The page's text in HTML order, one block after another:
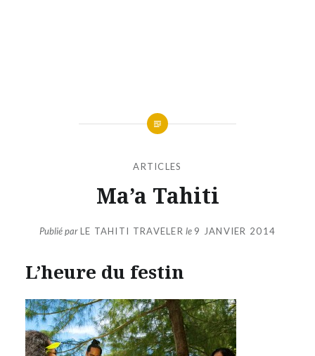
ARTICLES
Ma’a Tahiti
Publié parLE TAHITI TRAVELER le 9 JANVIER 2014
L’heure du festin